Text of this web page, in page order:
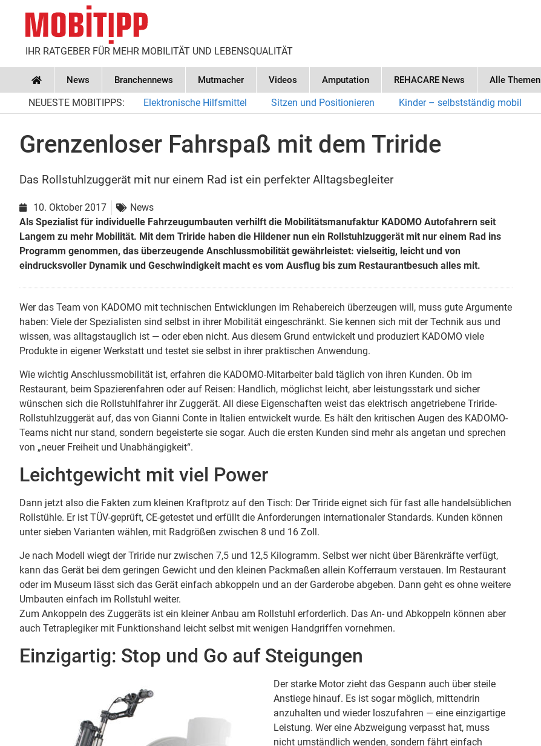
IHR RATGEBER FÜR MEHR MOBILITÄT UND LEBENSQUALITÄT
Home
News Branchennews Mutmacher Videos Amputation REHACARE News Alle Themen
NEUESTE MOBITIPPS: Elektronische Hilfsmittel Sitzen und Positionieren Kinder – selbstständig mobil
Grenzenloser Fahrspaß mit dem Triride
Das Rollstuhlzuggerät mit nur einem Rad ist ein perfekter Alltagsbegleiter
10. Oktober 2017
News
Als Spezialist für individuelle Fahrzeugumbauten verhilft die Mobilitätsmanufaktur KADOMO Autofahrern seit
Langem zu mehr Mobilität. Mit dem Triride haben die Hildener nun ein Rollstuhlzuggerät mit nur einem Rad ins
Programm genommen, das überzeugende Anschlussmobilität gewährleistet: vielseitig, leicht und von
eindrucksvoller Dynamik und Geschwindigkeit macht es vom Ausflug bis zum Restaurantbesuch alles mit.
Wer das Team von KADOMO mit technischen Entwicklungen im Rehabereich überzeugen will, muss gute Argumente
haben: Viele der Spezialisten sind selbst in ihrer Mobilität eingeschränkt. Sie kennen sich mit der Technik aus und
wissen, was alltagstauglich ist — oder eben nicht. Aus diesem Grund entwickelt und produziert KADOMO viele
Produkte in eigener Werkstatt und testet sie selbst in ihrer praktischen Anwendung.
Wie wichtig Anschlussmobilität ist, erfahren die KADOMO-Mitarbeiter bald täglich von ihren Kunden. Ob im
Restaurant, beim Spazierenfahren oder auf Reisen: Handlich, möglichst leicht, aber leistungsstark und sicher
wünschen sich die Rollstuhlfahrer ihr Zuggerät. All diese Eigenschaften weist das elektrisch angetriebene Triride-
Rollstuhlzuggerät auf, das von Gianni Conte in Italien entwickelt wurde. Es hält den kritischen Augen des KADOMO-
Teams nicht nur stand, sondern begeisterte sie sogar. Auch die ersten Kunden sind mehr als angetan und sprechen
von „neuer Freiheit und Unabhängigkeit“.
Leichtgewicht mit viel Power
Dann jetzt also die Fakten zum kleinen Kraftprotz auf den Tisch: Der Triride eignet sich für fast alle handelsüblichen
Rollstühle. Er ist TÜV-geprüft, CE-getestet und erfüllt die Anforderungen internationaler Standards. Kunden können
unter sieben Varianten wählen, mit Radgrößen zwischen 8 und 16 Zoll.
Je nach Modell wiegt der Triride nur zwischen 7,5 und 12,5 Kilogramm. Selbst wer nicht über Bärenkräfte verfügt,
kann das Gerät bei dem geringen Gewicht und den kleinen Packmaßen allein Kofferraum verstauen. Im Restaurant
oder im Museum lässt sich das Gerät einfach abkoppeln und an der Garderobe abgeben. Dann geht es ohne weitere
Umbauten einfach im Rollstuhl weiter.
Zum Ankoppeln des Zuggeräts ist ein kleiner Anbau am Rollstuhl erforderlich. Das An- und Abkoppeln können aber
auch Tetraplegiker mit Funktionshand leicht selbst mit wenigen Handgriffen vornehmen.
Einzigartig: Stop und Go auf Steigungen
Der starke Motor zieht das Gespann auch über steile
Anstiege hinauf. Es ist sogar möglich, mittendrin
anzuhalten und wieder loszufahren — eine einzigartige
Leistung. Wer eine Abzweigung verpasst hat, muss
nicht umständlich wenden, sondern fährt einfach